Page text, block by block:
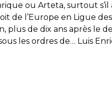
ou Arteta, surtout s’il
de l’Europe en Ligue des
plus de dix ans après le
les ordres de… Luis